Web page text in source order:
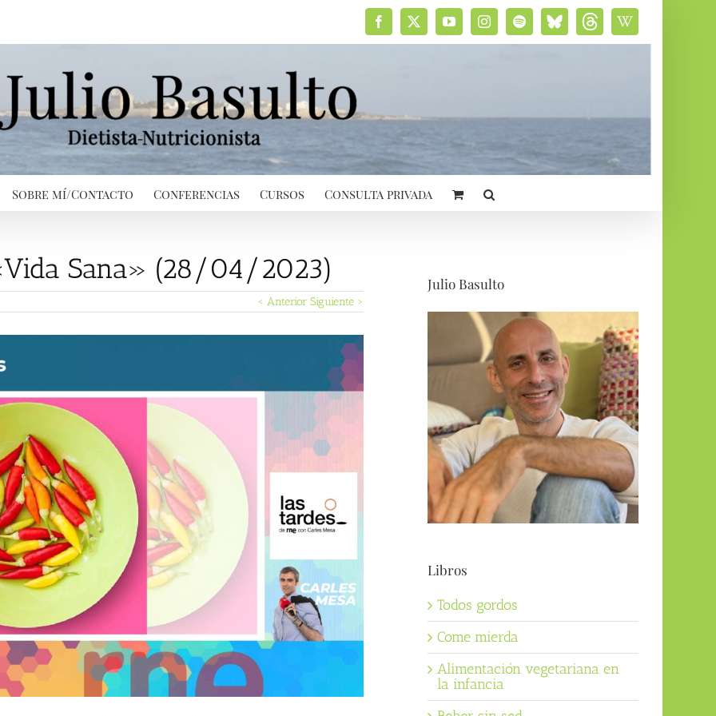
Facebook
X YouTubeInstagramSpotifyBluesky
social
ThreadsWikipedia
Sobre mí/Contacto Conferencias Cursos Consulta privada
Sana» (28/04/2023)
< Anterior Siguiente >
Julio Basulto
Libros
Todos gordos
Come mierda
Alimentación vegetariana en
la infancia